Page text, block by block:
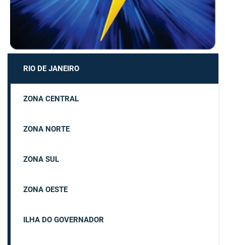
RIO DE JANEIRO
ZONA CENTRAL
ZONA NORTE
ZONA SUL
ZONA OESTE
ILHA DO GOVERNADOR